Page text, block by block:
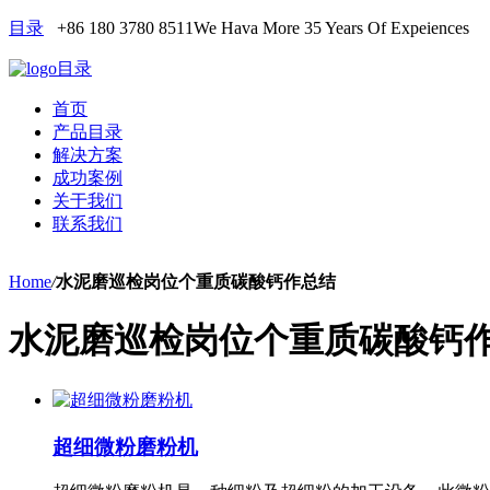
目录 +86 180 3780 8511We Hava More 35 Years Of Expeiences
目录
首页
产品目录
解决方案
成功案例
关于我们
联系我们
Home/水泥磨巡检岗位个重质碳酸钙作总结
水泥磨巡检岗位个重质碳酸钙
超细微粉磨粉机